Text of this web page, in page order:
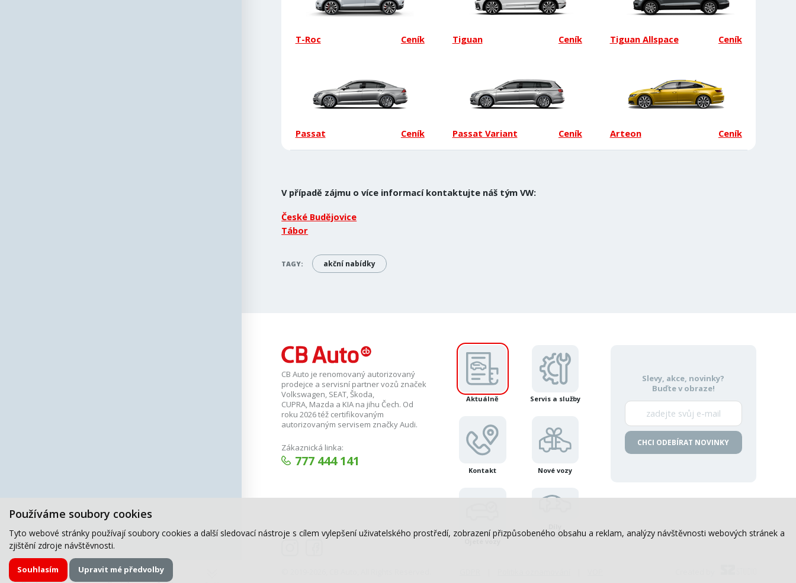
Používáme soubory cookies
Tyto webové stránky používají soubory cookies a další sledovací nástroje s cílem vylepšení uživatelského prostředí, zobrazení přizpůsobeného obsahu a reklam, analýzy návštěvnosti webových stránek a
zjištění zdroje návštěvnosti.
Souhlasím Upravit mé předvolby
T-Roc Ceník Tiguan Ceník Tiguan Allspace Ceník
Passat Ceník Passat Variant Ceník Arteon Ceník
V případě zájmu o více informací kontaktujte náš tým VW:
České Budějovice
Tábor
TAGY: akční nabídky
CB Auto je renomovaný autorizovaný
prodejce a servisní partner vozů značek
Volkswagen, SEAT, Škoda,
CUPRA, Mazda a KIA na jihu Čech. Od
roku 2026 též certifikovaným
autorizovaným servisem značky Audi.
Zákaznická linka:
777 444 141
Aktuálně Servis a služby
Kontakt Nové vozy
Ojeté vozy
a příslušenství
Slevy, akce, novinky?
Buďte v obraze!
CHCI ODEBÍRAT NOVINKY